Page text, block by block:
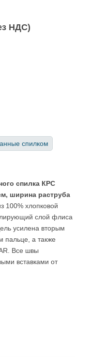
НДС)
спилком
спилка КРС
ширина раструба
100% хлопковой
слой флиса
усилена вторым
пальце, а также
Все швы
вставками от